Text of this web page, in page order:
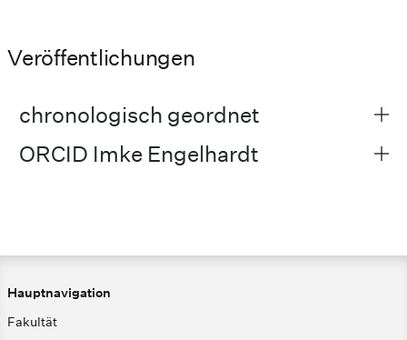
Veröffentlichungen
chronologisch geordnet
ORCID Imke Engelhardt
Hauptnavigation
Fakultät